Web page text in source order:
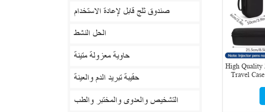
صندوق ثلج قابل لإعادة الاستخدام
الحل النشط
حاوية معزولة متينة
حقيبة تبريد الدم والعينة
التشخيص والعدوى والمختبر والطب
High Quality
Travel